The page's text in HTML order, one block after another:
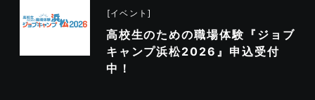
イベント
高校生のための職場体験『ジョブ
キャンプ浜松2026』申込受付
中！